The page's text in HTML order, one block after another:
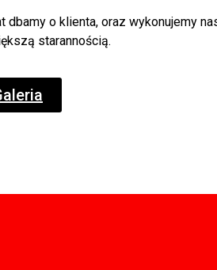
dbamy o klienta, oraz wykonujemy
starannością.